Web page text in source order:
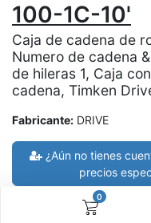
0
100-1C-10'
Caja de cadena de
Numero de cadena
de hileras 1, Caja
cadena, Timken
Fabricante: DRIVE
¿Aún no tienes
precios